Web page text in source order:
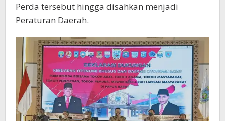
Perda tersebut hingga disahkan menjadi
Peraturan Daerah.